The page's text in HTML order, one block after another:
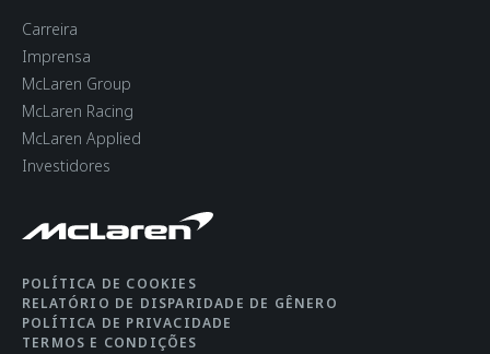
Carreira
Imprensa
McLaren Group
McLaren Racing
McLaren Applied
Investidores
POLÍTICA DE COOKIES
RELATÓRIO DE DISPARIDADE DE GÊNERO
POLÍTICA DE PRIVACIDADE
TERMOS E CONDIÇÕES